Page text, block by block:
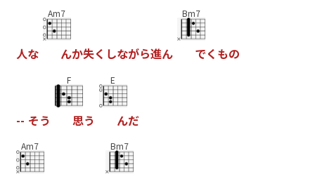
人な
Am7
んか失く しながら進ん
Bm7
でく もの
-- そう
F
思う
E
んだ
Am7 Bm7